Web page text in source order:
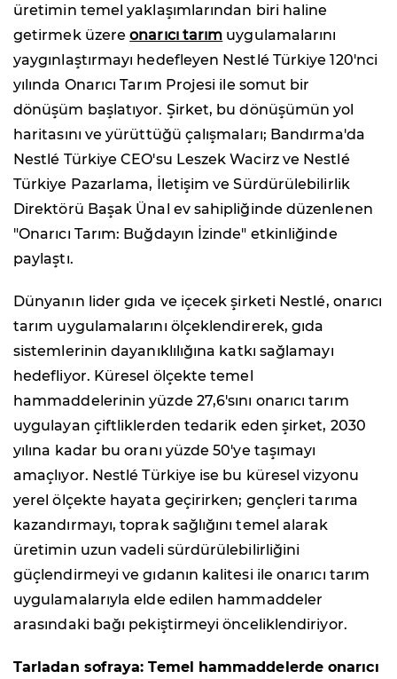
üretimin temel yaklaşımlarından biri haline
getirmek üzereonarıcı tarım uygulamalarını
yaygınlaştırmayı hedefleyen Nestlé Türkiye 120'nci
yılında Onarıcı Tarım Projesi ile somut bir
dönüşüm başlatıyor. Şirket, bu dönüşümün yol
haritasını ve yürüttüğü çalışmaları; Bandırma'da
Nestlé Türkiye CEO'su Leszek Wacirz ve Nestlé
Türkiye Pazarlama, İletişim ve Sürdürülebilirlik
Direktörü Başak Ünal ev sahipliğinde düzenlenen
"Onarıcı Tarım: Buğdayın İzinde" etkinliğinde
paylaştı.
Dünyanın lider gıda ve içecek şirketi Nestlé, onarıcı
tarım uygulamalarını ölçeklendirerek, gıda
sistemlerinin dayanıklılığına katkı sağlamayı
hedefliyor. Küresel ölçekte temel
hammaddelerinin yüzde 27,6'sını onarıcı tarım
uygulayan çiftliklerden tedarik eden şirket, 2030
yılına kadar bu oranı yüzde 50'ye taşımayı
amaçlıyor. Nestlé Türkiye ise bu küresel vizyonu
yerel ölçekte hayata geçirirken; gençleri tarıma
kazandırmayı, toprak sağlığını temel alarak
üretimin uzun vadeli sürdürülebilirliğini
güçlendirmeyi ve gıdanın kalitesi ile onarıcı tarım
uygulamalarıyla elde edilen hammaddeler
arasındaki bağı pekiştirmeyi önceliklendiriyor.
Tarladan sofraya: Temel hammaddelerde onarıcı